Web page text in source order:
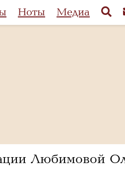
Ноты Медиа
Любимовой